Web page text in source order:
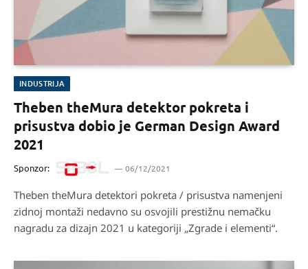
INDUSTRIJA
Theben theMura detektor pokreta i
prisustva dobio je German Design Award
2021
Sponzor: 06/12/2021
Theben theMura detektori pokreta / prisustva namenjeni
zidnoj montaži nedavno su osvojili prestižnu nemačku
nagradu za dizajn 2021 u kategoriji „Zgrade i elementi“.